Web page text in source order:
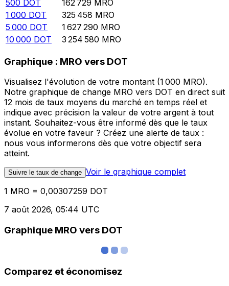
500 DOT 162 729 MRO
1 000 DOT 325 458 MRO
5 000 DOT 1 627 290 MRO
10 000 DOT 3 254 580 MRO
Graphique : MRO vers DOT
Visualisez l'évolution de votre montant (1 000 MRO).
Notre graphique de change MRO vers DOT en direct suit
12 mois de taux moyens du marché en temps réel et
indique avec précision la valeur de votre argent à tout
instant. Souhaitez-vous être informé dès que le taux
évolue en votre faveur ? Créez une alerte de taux :
nous vous informerons dès que votre objectif sera
atteint.
Suivre le taux de change Voir le graphique complet
1 MRO = 0,00307259 DOT
7 août 2026, 05:44 UTC
Graphique MRO vers DOT
Comparez et économisez